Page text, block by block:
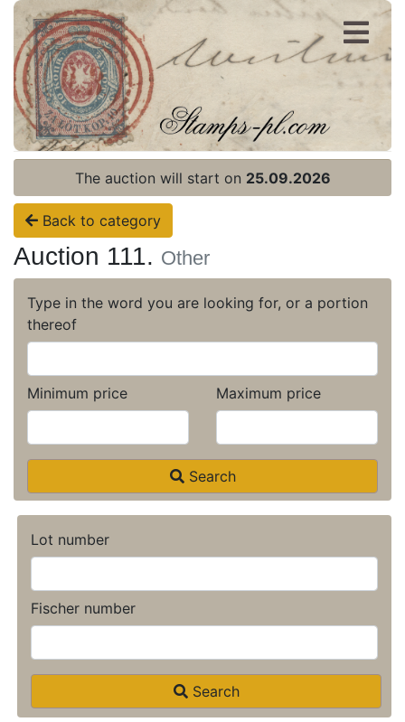
Register
Login
The auction will start on 25.09.2026
Back to category
Auction 111. Other
Type in the word you are looking for, or a portion
thereof
Minimum price Maximum price
Search
Lot number
Fischer number
Search